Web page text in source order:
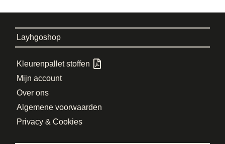
Layhgoshop
Kleurenpallet stoffen
Mijn account
Over ons
Algemene voorwaarden
Privacy & Cookies